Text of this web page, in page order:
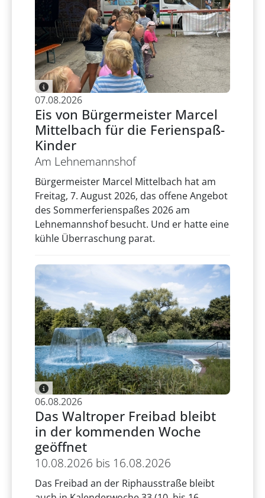
07.08.2026
Eis von Bürgermeister Marcel
Mittelbach für die Ferienspaß-
Kinder
Am Lehnemannshof
Bürgermeister Marcel Mittelbach hat am
Freitag, 7. August 2026, das offene Angebot
des Sommerferienspaßes 2026 am
Lehnemannshof besucht. Und er hatte eine
kühle Überraschung parat.
06.08.2026
Das Waltroper Freibad bleibt
in der kommenden Woche
geöffnet
10.08.2026 bis 16.08.2026
Das Freibad an der Riphausstraße bleibt